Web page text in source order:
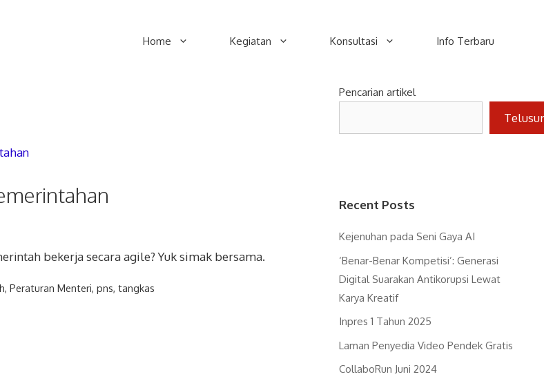
Home Kegiatan Konsultasi Info Terbaru
bekerja secara agile? Yuk simak bersama.
,Peraturan Menteri,pns,tangkas
Pencarian artikel
Telusur
Recent Posts
Kejenuhan pada Seni Gaya AI
‘Benar-Benar Kompetisi’: Generasi
Digital Suarakan Antikorupsi Lewat
Karya Kreatif
Inpres 1 Tahun 2025
Laman Penyedia Video Pendek Gratis
CollaboRun Juni 2024